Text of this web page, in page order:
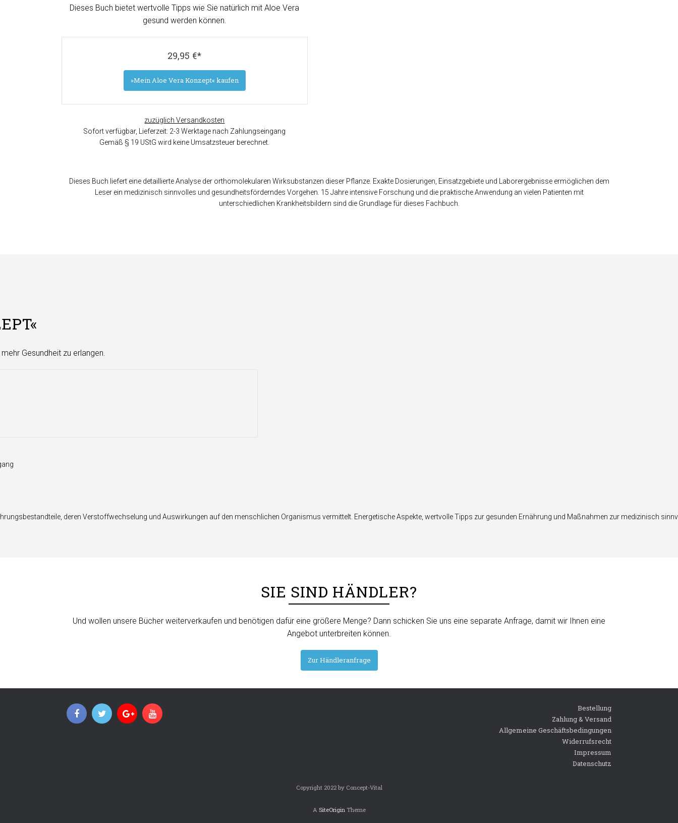
Dieses Buch bietet wertvolle Tipps wie Sie natürlich mit Aloe Vera
gesund werden können.
29,95 €*
»Mein Aloe Vera Konzept« kaufen
zuzüglich Versandkosten
Sofort verfügbar, Lieferzeit: 2-3 Werktage nach Zahlungseingang
Gemäß § 19 UStG wird keine Umsatzsteuer berechnet.
Dieses Buch liefert eine detaillierte Analyse der orthomolekularen Wirksubstanzen dieser Pflanze. Exakte Dosierungen, Einsatzgebiete und Laborergebnisse ermöglichen dem
Leser ein medizinisch sinnvolles und gesundheitsförderndes Vorgehen. 15 Jahre intensive Forschung und die praktische Anwendung an vielen Patienten mit
unterschiedlichen Krankheitsbildern sind die Grundlage für dieses Fachbuch.
Gesundheit zu erlangen.
deren Verstoffwechselung und Auswirkungen auf den menschlichen Organismus vermittelt. Energetische Aspekte, wertvolle Tipps zur gesunden Ernährung und Maßnahmen zur medizinisch
SIE SIND HÄNDLER?
Und wollen unsere Bücher weiterverkaufen und benötigen dafür eine größere Menge? Dann schicken Sie uns eine separate Anfrage, damit wir Ihnen eine
Angebot unterbreiten können.
Zur Händleranfrage
Bestellung
Zahlung & Versand
Allgemeine Geschäftsbedingungen
Widerrufsrecht
Impressum
Datenschutz
Copyright 2022 by Concept-Vital
A SiteOrigin Theme